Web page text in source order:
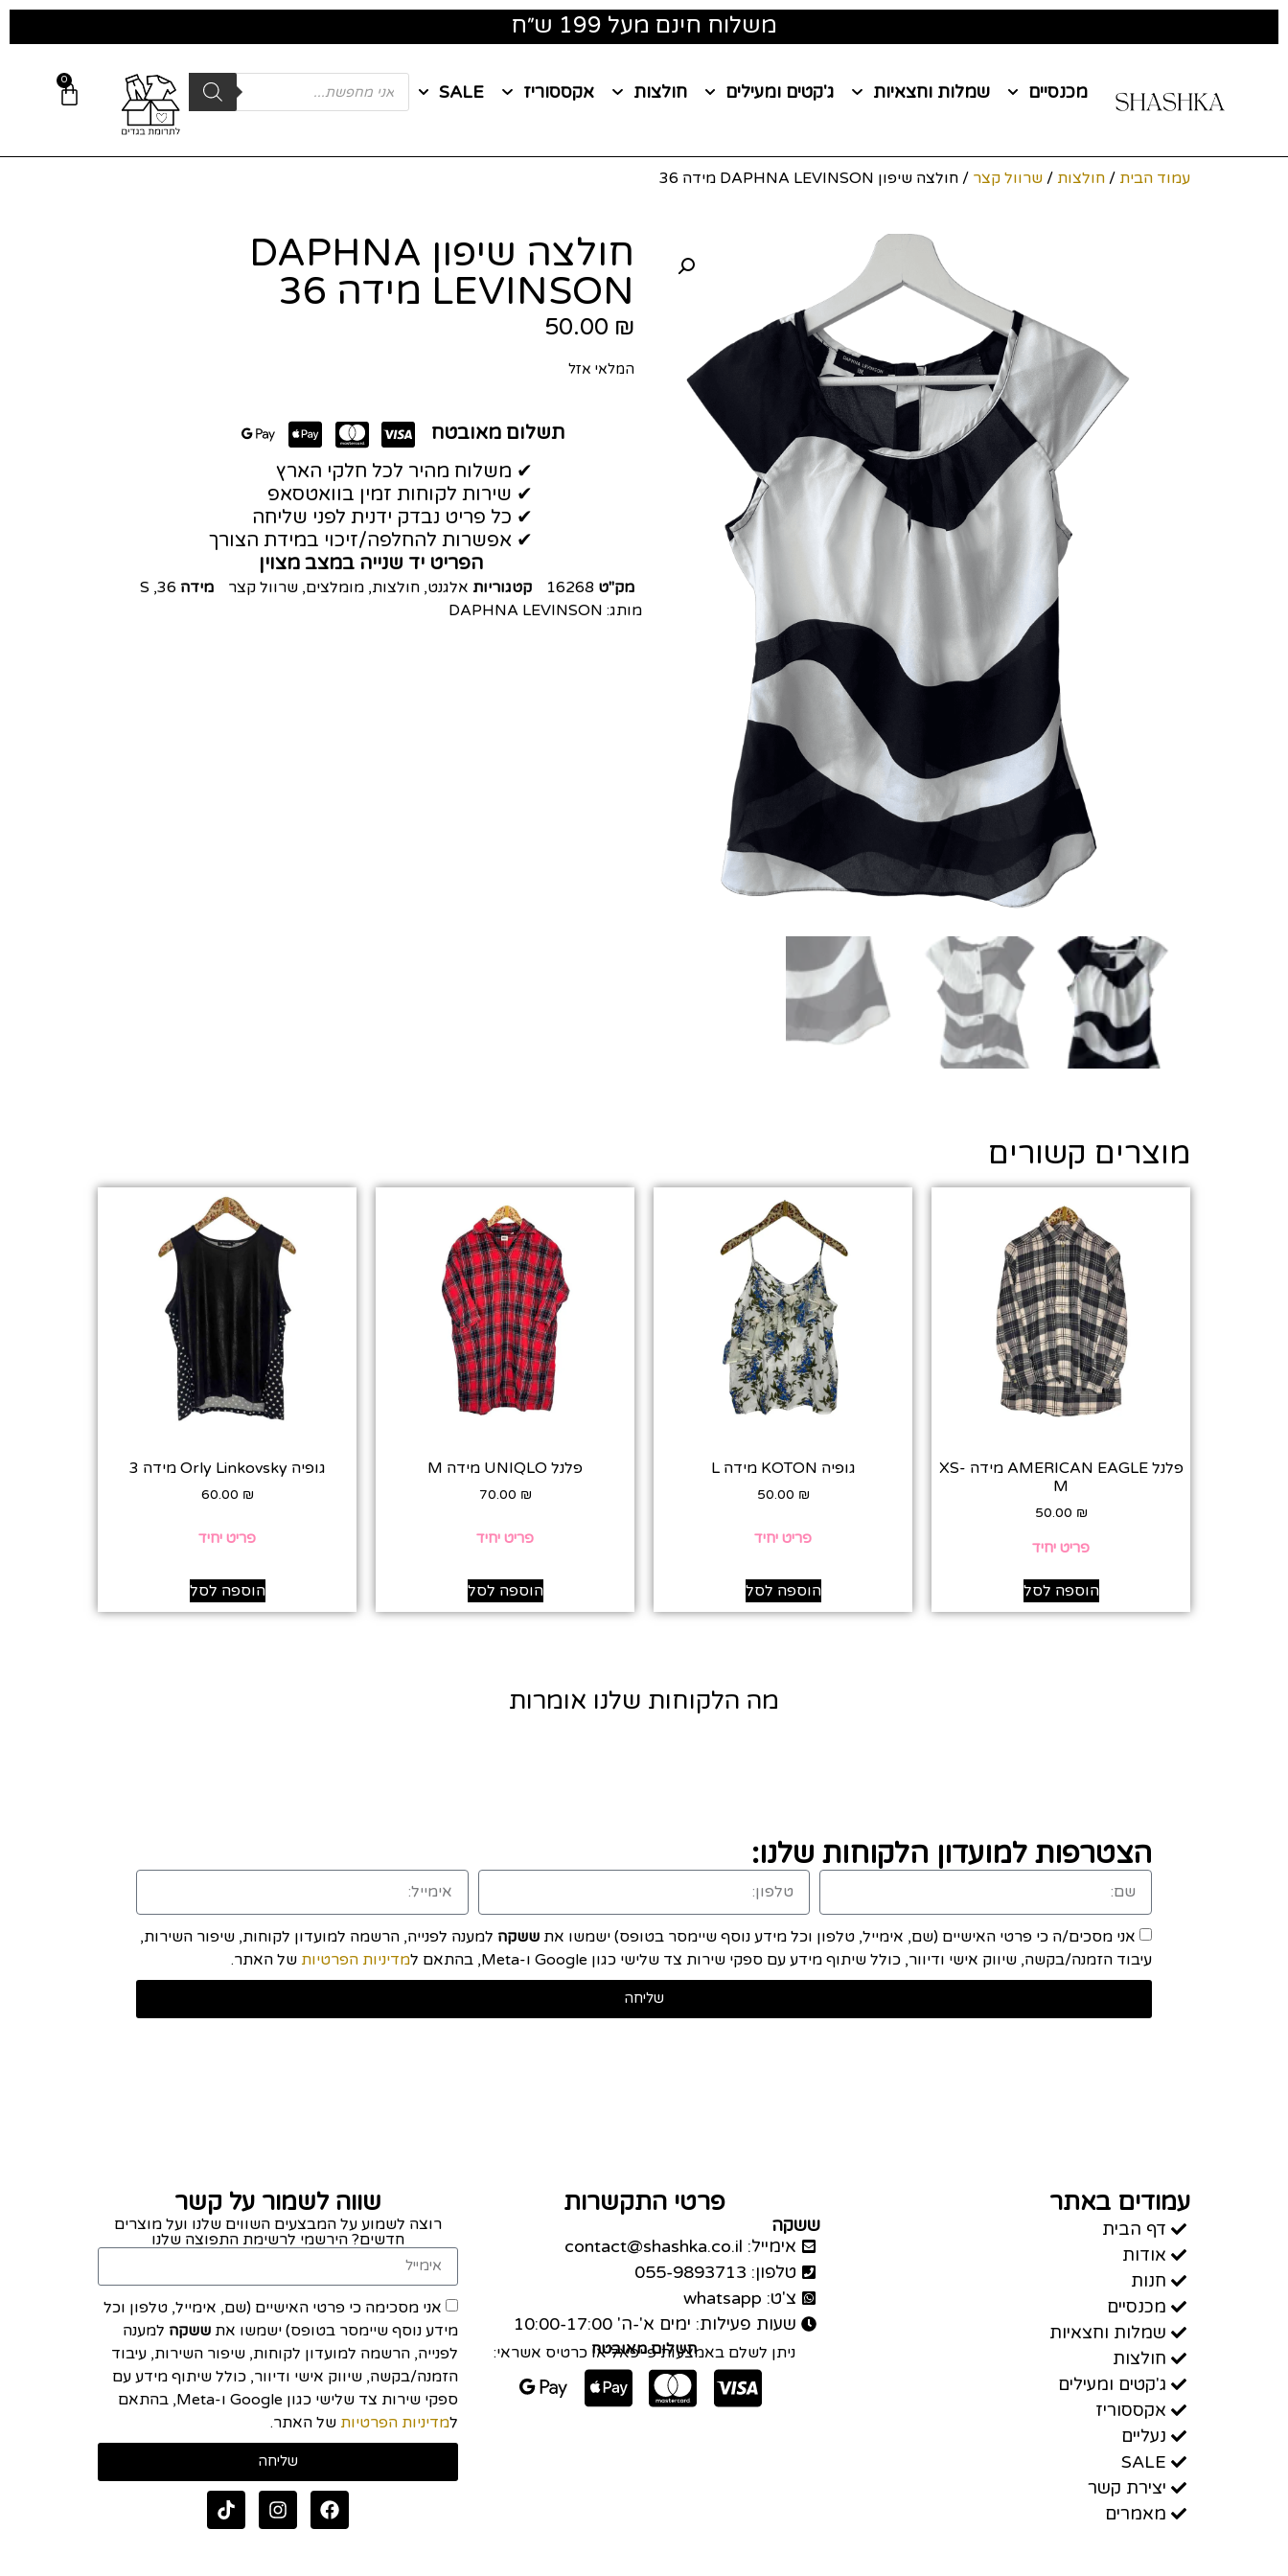
משלוח חינם מעל 199 ש״ח
מכנסיים שמלות וחצאיות ג'קטים ומעילים חולצות אקססוריז SALE
0
עמוד הבית / חולצות / שרוול קצר / חולצה שיפון DAPHNA LEVINSON מידה 36
חולצה שיפון DAPHNA
LEVINSON מידה 36
50.00 ₪
המלאי אזל
תשלום מאובטח
✔ משלוח מהיר לכל חלקי הארץ
✔ שירות לקוחות זמין בוואטסאפ
✔ כל פריט נבדק ידנית לפני שליחה
✔ אפשרות להחלפה/זיכוי במידת הצורך
הפריט יד שנייה במצב מצוין
מק"ט 16268 קטגוריות אלגנט, חולצות, מומלצים, שרוול קצר מידה 36
,
S
מותג: DAPHNA LEVINSON
מוצרים קשורים
פלנל AMERICAN EAGLE מידה XS-
M
50.00 ₪
פריט יחיד
הוספה לסל
גופיה KOTON מידה L
50.00 ₪
פריט יחיד
הוספה לסל
פלנל UNIQLO מידה M
70.00 ₪
פריט יחיד
הוספה לסל
גופיה Orly Linkovsky מידה 3
60.00 ₪
פריט יחיד
הוספה לסל
מה הלקוחות שלנו אומרות
הצטרפות למועדון הלקוחות שלנו:
אני מסכים/ה כי פרטי האישיים (שם, אימייל, טלפון וכל מידע נוסף שיימסר בטופס) ישמשו את ששקה למענה לפנייה, הרשמה למועדון לקוחות, שיפור השירות,
עיבוד הזמנה/בקשה, שיווק אישי ודיוור, כולל שיתוף מידע עם ספקי שירות צד שלישי כגון Google ו-Meta, בהתאם ל
מדיניות הפרטיות של האתר.
שליחה
עמודים באתר
דף הבית
אודות
חנות
מכנסיים
שמלות וחצאיות
חולצות
ג'קטים ומעילים
אקססוריז
נעליים
SALE
יצירת קשר
מאמרים
פרטי התקשרות
ששקה
אימייל: contact@shashka.co.il
טלפון: 055-9893713
צ'ט: whatsapp
שעות פעילות: ימים א'-ה' 10:00-17:00
תשלום מאובטח
ניתן לשלם באמצעות פייפאל או כרטיס אשראי:
שווה לשמור על קשר
רוצה לשמוע על המבצעים השווים שלנו ועל מוצרים
חדשים? הירשמי לרשימת התפוצה שלנו
אני מסכימה כי פרטי האישיים (שם, אימייל, טלפון וכל
מידע נוסף שיימסר בטופס) ישמשו אתששקה למענה
לפנייה, הרשמה למועדון לקוחות, שיפור השירות, עיבוד
הזמנה/בקשה, שיווק אישי ודיוור, כולל שיתוף מידע עם
ספקי שירות צד שלישי כגון Google ו-Meta, בהתאם
למדיניות הפרטיות של האתר.
שליחה